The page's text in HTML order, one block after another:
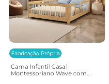
Fabricação Própria
Cama Infantil Casal
Montessoriano Wave com